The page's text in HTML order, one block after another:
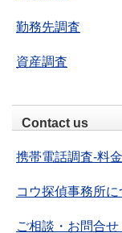
勤務先調査
資産調査
Contact us
携帯電話調査-料
コウ探偵事務所に
ご相談・お問合せ